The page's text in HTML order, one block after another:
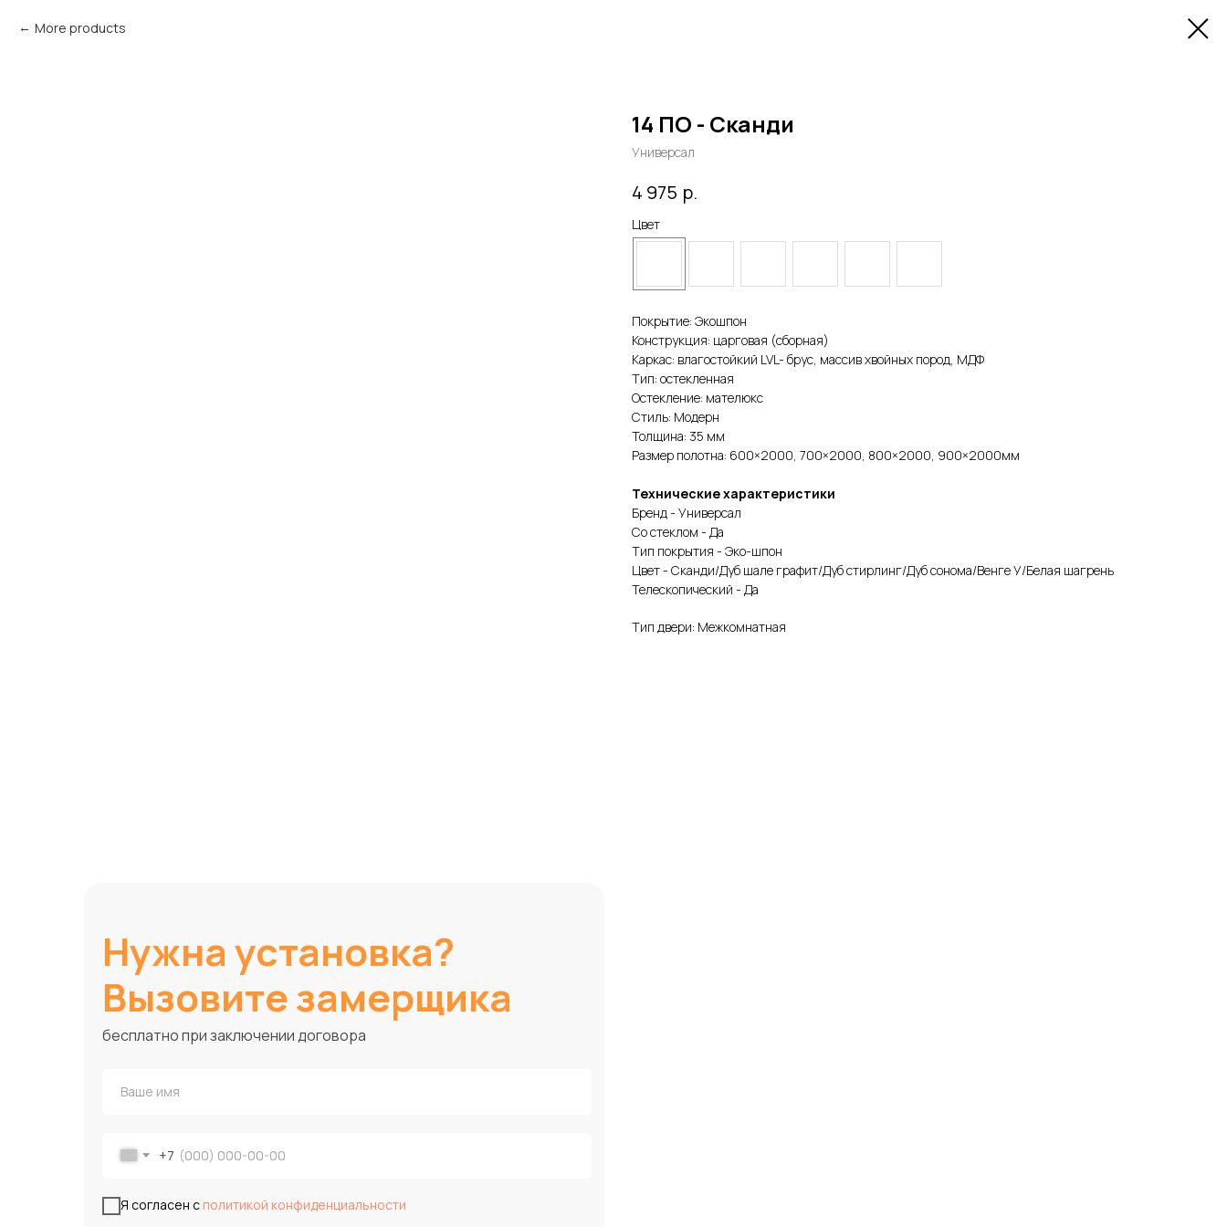
More products
14 ПО - Сканди
Универсал
4 975 р.
Цвет
Покрытие: Экошпон
Конструкция: царговая (сборная)
Каркас: влагостойкий LVL- брус, массив хвойных пород, МДФ
Тип: остекленная
Остекление: мателюкс
Стиль: Модерн
Толщина: 35 мм
Размер полотна: 600×2000, 700×2000, 800×2000, 900×2000мм
Технические характеристики
Бренд - Универсал
Со стеклом - Да
Тип покрытия - Эко-шпон
Цвет - Сканди/Дуб шале графит/Дуб стирлинг/Дуб сонома/Венге У/Белая шагрень
Телескопический - Да
Тип двери: Межкомнатная
Нужна установка?
Вызовите замерщика
+7
Я согласен с политикой конфиденциальности
бесплатно при заключении договора